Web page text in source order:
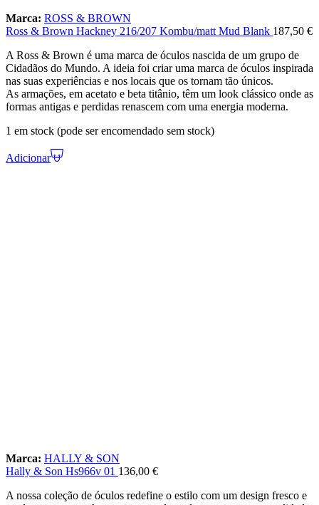
Marca: ROSS & BROWN
Ross & Brown Hackney 216/207 Kombu/matt Mud Blank 187,50 €
A Ross & Brown é uma marca de óculos nascida de um grupo de
Cidadãos do Mundo. A ideia foi criar uma marca de óculos inspirada
nas suas experiências e nos locais que os tornam tão únicos.
As armações, em acetato e beta titânio, têm um look clássico onde as
formas antigas e perdidas renascem com uma energia moderna.
1 em stock (pode ser encomendado sem stock)
Adicionar
Marca: HALLY & SON
Hally & Son Hs966v 01 136,00 €
A nossa coleção de óculos redefine o estilo com um design fresco e